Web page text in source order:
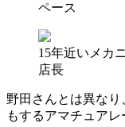
ペース
15年近いメカ
店長
野田さんとは異な
もするアマチュア